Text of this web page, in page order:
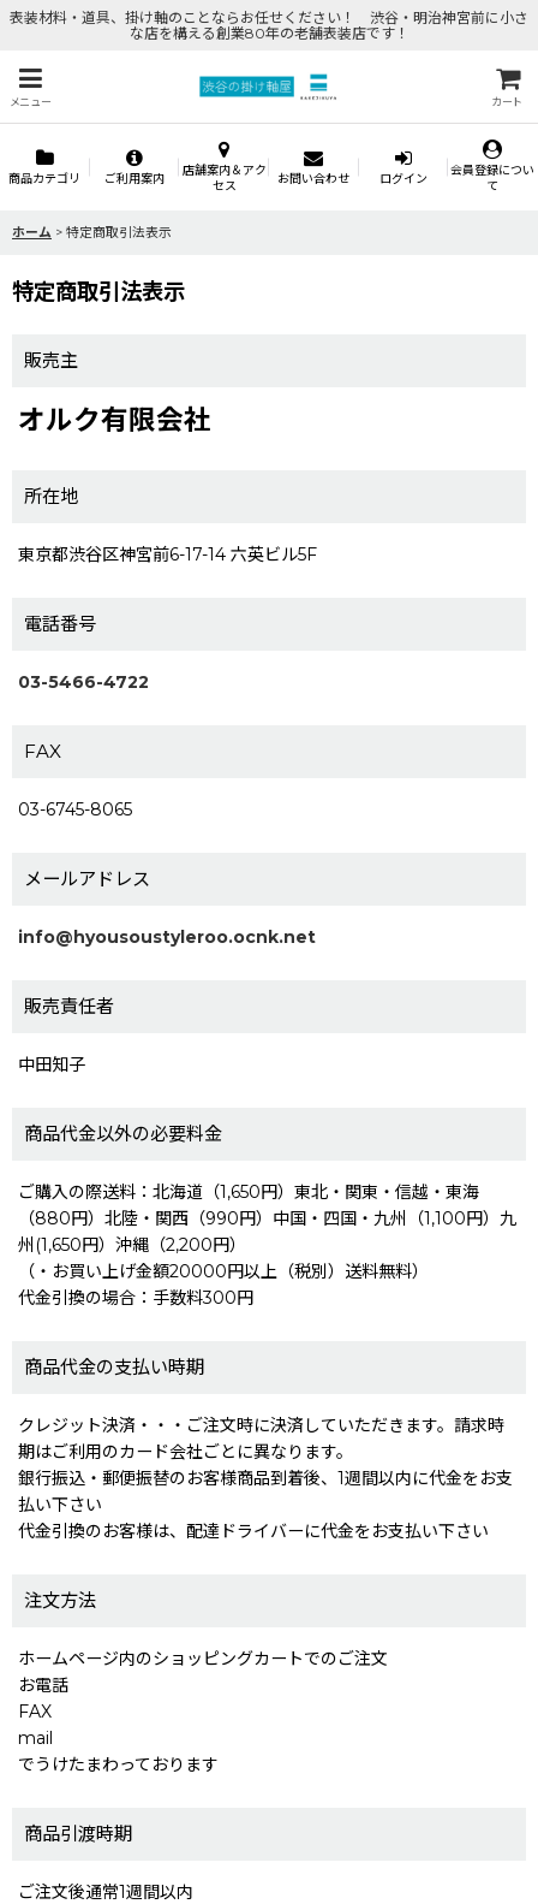
表装材料・道具、掛け軸のことならお任せください！ 渋谷・明治神宮前に小さ
な店を構える創業80年の老舗表装店です！
メニュー カート
商品カテゴリ ご利用案内
店舗案内＆アク
セス
お問い合わせ ログイン
会員登録につい
て
ホーム > 特定商取引法表示
特定商取引法表示
販売主
オルク有限会社
所在地
東京都渋谷区神宮前6-17-14 六英ビル5F
電話番号
03-5466-4722
FAX
03-6745-8065
メールアドレス
info@hyousoustyleroo.ocnk.net
販売責任者
中田知子
商品代金以外の必要料金
ご購入の際送料：北海道（1,650円）東北・関東・信越・東海
（880円）北陸・関西（990円）中国・四国・九州（1,100円）九
州(1,650円）沖縄（2,200円）
（・お買い上げ金額20000円以上（税別）送料無料）
代金引換の場合：手数料300円
商品代金の支払い時期
クレジット決済・・・ご注文時に決済していただきます。請求時
期はご利用のカード会社ごとに異なります。
銀行振込・郵便振替のお客様商品到着後、1週間以内に代金をお支
払い下さい
代金引換のお客様は、配達ドライバーに代金をお支払い下さい
注文方法
ホームページ内のショッピングカートでのご注文
お電話
FAX
mail
でうけたまわっております
商品引渡時期
ご注文後通常1週間以内